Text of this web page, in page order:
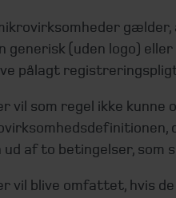
generisk (uden logo)
pålagt
vil som regel ikke kunne
ud af to betingelser, som
vil blive omfattet, hvis